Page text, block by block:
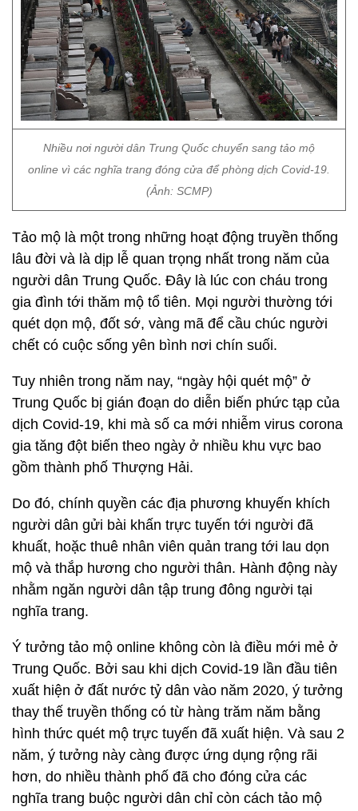
Nhiều nơi người dân Trung Quốc chuyển sang tảo mộ
online vì các nghĩa trang đóng cửa để phòng dịch Covid-19.
(Ảnh: SCMP)
Tảo mộ là một trong những hoạt động truyền thống
lâu đời và là dịp lễ quan trọng nhất trong năm của
người dân Trung Quốc. Đây là lúc con cháu trong
gia đình tới thăm mộ tổ tiên. Mọi người thường tới
quét dọn mộ, đốt sớ, vàng mã để cầu chúc người
chết có cuộc sống yên bình nơi chín suối.
Tuy nhiên trong năm nay, “ngày hội quét mộ” ở
Trung Quốc bị gián đoạn do diễn biến phức tạp của
dịch Covid-19, khi mà số ca mới nhiễm virus corona
gia tăng đột biến theo ngày ở nhiều khu vực bao
gồm thành phố Thượng Hải.
Do đó, chính quyền các địa phương khuyến khích
người dân gửi bài khấn trực tuyến tới người đã
khuất, hoặc thuê nhân viên quản trang tới lau dọn
mộ và thắp hương cho người thân. Hành động này
nhằm ngăn người dân tập trung đông người tại
nghĩa trang.
Ý tưởng tảo mộ online không còn là điều mới mẻ ở
Trung Quốc. Bởi sau khi dịch Covid-19 lần đầu tiên
xuất hiện ở đất nước tỷ dân vào năm 2020, ý tưởng
thay thế truyền thống có từ hàng trăm năm bằng
hình thức quét mộ trực tuyến đã xuất hiện. Và sau 2
năm, ý tưởng này càng được ứng dụng rộng rãi
hơn, do nhiều thành phố đã cho đóng cửa các
nghĩa trang buộc người dân chỉ còn cách tảo mộ